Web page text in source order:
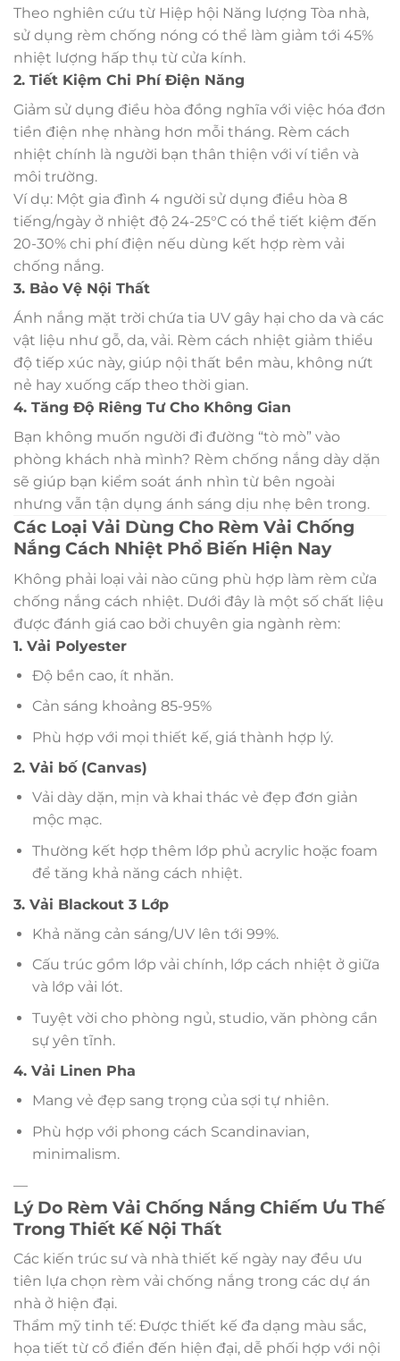
Theo nghiên cứu từ Hiệp hội Năng lượng Tòa nhà,
sử dụng rèm chống nóng có thể làm giảm tới 45%
nhiệt lượng hấp thụ từ cửa kính.
2. Tiết Kiệm Chi Phí Điện Năng
Giảm sử dụng điều hòa đồng nghĩa với việc hóa đơn
tiền điện nhẹ nhàng hơn mỗi tháng. Rèm cách
nhiệt chính là người bạn thân thiện với ví tiền và
môi trường.
Ví dụ: Một gia đình 4 người sử dụng điều hòa 8
tiếng/ngày ở nhiệt độ 24-25°C có thể tiết kiệm đến
20-30% chi phí điện nếu dùng kết hợp rèm vải
chống nắng.
3. Bảo Vệ Nội Thất
Ánh nắng mặt trời chứa tia UV gây hại cho da và các
vật liệu như gỗ, da, vải. Rèm cách nhiệt giảm thiểu
độ tiếp xúc này, giúp nội thất bền màu, không nứt
nẻ hay xuống cấp theo thời gian.
4. Tăng Độ Riêng Tư Cho Không Gian
Bạn không muốn người đi đường “tò mò” vào
phòng khách nhà mình? Rèm chống nắng dày dặn
sẽ giúp bạn kiểm soát ánh nhìn từ bên ngoài
nhưng vẫn tận dụng ánh sáng dịu nhẹ bên trong.
Các Loại Vải Dùng Cho Rèm Vải Chống
Nắng Cách Nhiệt Phổ Biến Hiện Nay
Không phải loại vải nào cũng phù hợp làm rèm cửa
chống nắng cách nhiệt. Dưới đây là một số chất liệu
được đánh giá cao bởi chuyên gia ngành rèm:
1. Vải Polyester
Độ bền cao, ít nhăn.
Cản sáng khoảng 85-95%
Phù hợp với mọi thiết kế, giá thành hợp lý.
2. Vải bố (Canvas)
Vải dày dặn, mịn và khai thác vẻ đẹp đơn giản
mộc mạc.
Thường kết hợp thêm lớp phủ acrylic hoặc foam
để tăng khả năng cách nhiệt.
3. Vải Blackout 3 Lớp
Khả năng cản sáng/UV lên tới 99%.
Cấu trúc gồm lớp vải chính, lớp cách nhiệt ở giữa
và lớp vải lót.
Tuyệt vời cho phòng ngủ, studio, văn phòng cần
sự yên tĩnh.
4. Vải Linen Pha
Mang vẻ đẹp sang trọng của sợi tự nhiên.
Phù hợp với phong cách Scandinavian,
minimalism.
—
Lý Do Rèm Vải Chống Nắng Chiếm Ưu Thế
Trong Thiết Kế Nội Thất
Các kiến trúc sư và nhà thiết kế ngày nay đều ưu
tiên lựa chọn rèm vải chống nắng trong các dự án
nhà ở hiện đại.
Thẩm mỹ tinh tế: Được thiết kế đa dạng màu sắc,
họa tiết từ cổ điển đến hiện đại, dễ phối hợp với nội